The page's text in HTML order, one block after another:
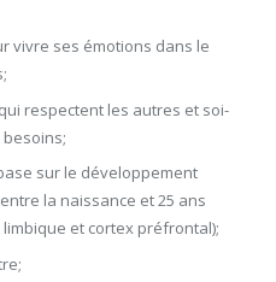
vivre ses émotions dans le
respectent les autres et soi-
sur le développement
la naissance et 25 ans
et cortex préfrontal);